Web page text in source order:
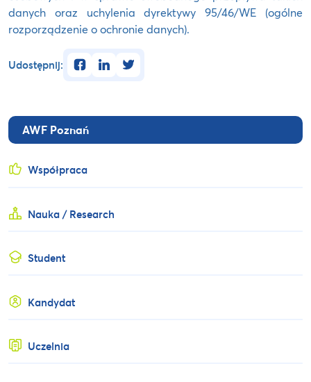
AWF Poznań
Współpraca
Nauka / Research
Student
Kandydat
Uczelnia
danych oraz uchylenia dyrektywy 95/46/WE (ogólne
rozporządzenie o ochronie danych).
Udostępnij: facebooklinkedintwitter